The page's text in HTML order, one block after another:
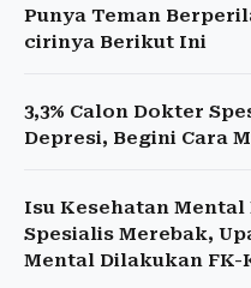
Punya Teman
cirinya Berikut Ini
3,3% Calon Dokter
Depresi, Begini Cara
Isu Kesehatan
Spesialis Merebak,
Mental Dilakukan FK-